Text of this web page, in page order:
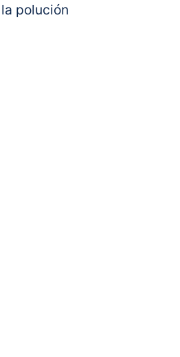
polución